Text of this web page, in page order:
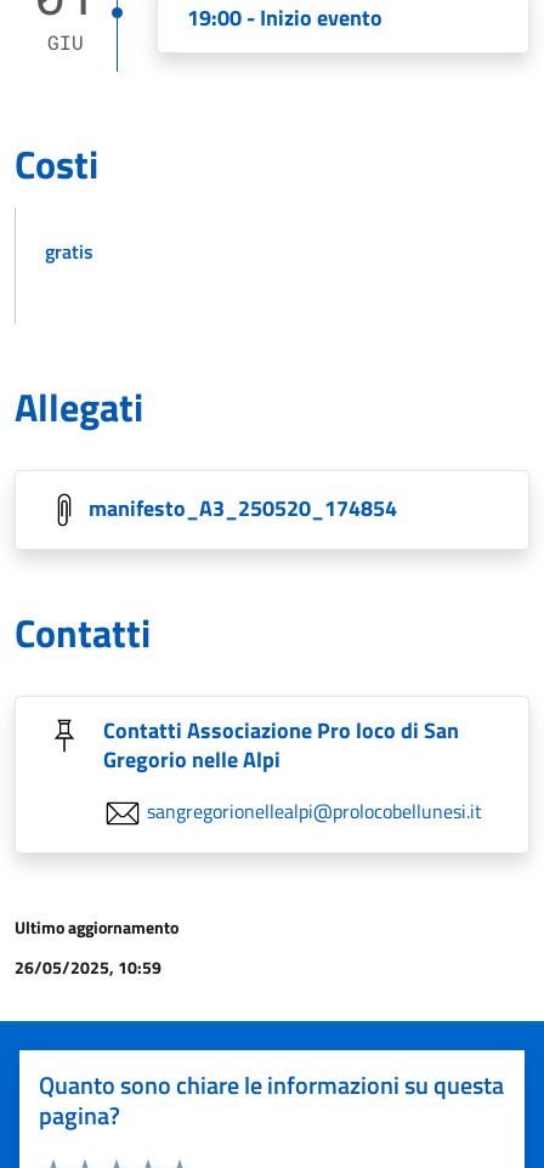
GIU
19:00 - Inizio evento
Costi
gratis
Allegati
manifesto_A3_250520_174854
Contatti
Contatti Associazione Pro loco di San
Gregorio nelle Alpi
sangregorionellealpi@prolocobellunesi.it
Ultimo aggiornamento
26/05/2025, 10:59
Quanto sono chiare le informazioni su questa
pagina?